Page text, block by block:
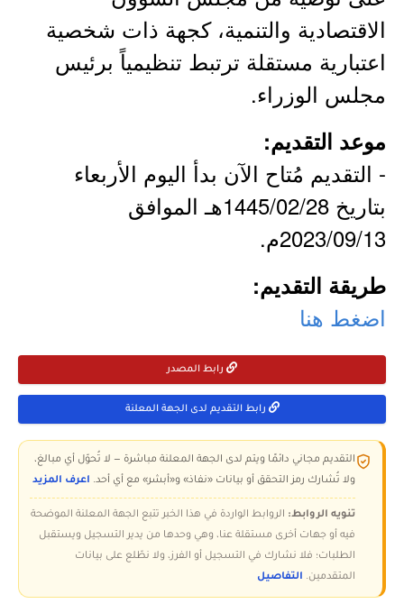
الاقتصادية والتنمية، كجهة ذات شخصية
اعتبارية مستقلة ترتبط تنظيمياً برئيس
مجلس الوزراء.
موعد التقديم:
- التقديم مُتاح الآن بدأ اليوم الأربعاء
بتاريخ 1445/02/28هـ الموافق
2023/09/13م.
طريقة التقديم:
اضغط هنا
رابط المصدر
رابط التقديم لدى الجهة المعلنة
التقديم مجاني دائمًا ويتم لدى الجهة المعلنة مباشرة — لا تُحوّل أي مبالغ،
ولا تُشارك رمز التحقق أو بيانات «نفاذ» و«أبشر» مع أي أحد. اعرف المزيد
تنويه الروابط: الروابط الواردة في هذا الخبر تتبع الجهة المعلنة الموضحة
فيه أو جهات أخرى مستقلة عنا، وهي وحدها من يدير التسجيل ويستقبل
الطلبات؛ فلا نشارك في التسجيل أو الفرز، ولا نطّلع على بيانات
المتقدمين. التفاصيل